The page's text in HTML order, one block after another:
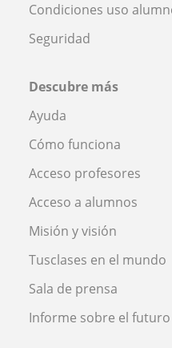
Condiciones uso
Seguridad
Descubre más
Ayuda
Cómo funciona
Acceso profesores
Acceso a alumnos
Misión y visión
Tusclases en el mundo
Sala de prensa
Informe sobre el